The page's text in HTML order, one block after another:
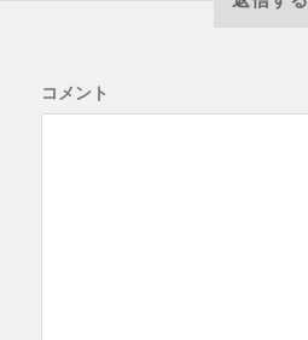
コメント